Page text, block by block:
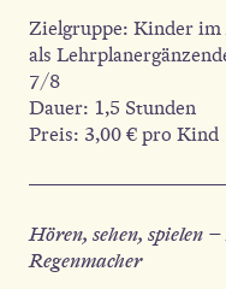
Zielgruppe: Kinder im
als
7/8
Dauer: 1,5 Stunden
Preis: 3,00 € pro Kind
Hören, sehen, spielen
Regenmacher